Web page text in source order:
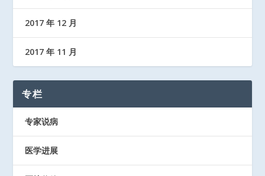
2017 年 12 月
2017 年 11 月
专栏
专家说病
医学进展